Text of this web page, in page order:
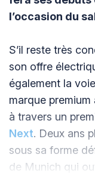
l’occasion du
S’il reste très
son offre
également la
marque
à travers un
Next. Deux ans
sous sa forme
de Munich qui